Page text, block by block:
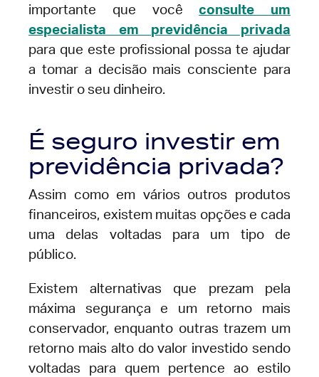
importante que vocêconsulte um
especialista em previdência privada
para que este profissional possa te ajudar
a tomar a decisão mais consciente para
investir o seu dinheiro.
É seguro investir em
previdência privada?
Assim como em vários outros produtos
financeiros, existem muitas opções e cada
uma delas voltadas para um tipo de
público.
Existem alternativas que prezam pela
máxima segurança e um retorno mais
conservador, enquanto outras trazem um
retorno mais alto do valor investido sendo
voltadas para quem pertence ao estilo